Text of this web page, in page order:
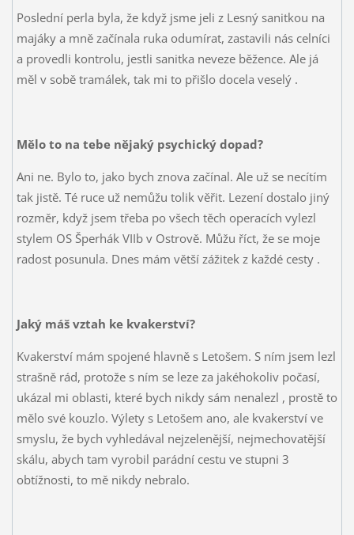
Poslední perla byla, že když jsme jeli z Lesný sanitkou na
majáky a mně začínala ruka odumírat, zastavili nás celníci
a provedli kontrolu, jestli sanitka neveze běžence. Ale já
měl v sobě tramálek, tak mi to přišlo docela veselý .
Mělo to na tebe nějaký psychický dopad?
Ani ne. Bylo to, jako bych znova začínal. Ale už se necítím
tak jistě. Té ruce už nemůžu tolik věřit. Lezení dostalo jiný
rozměr, když jsem třeba po všech těch operacích vylezl
stylem OS Šperhák VIIb v Ostrově. Můžu říct, že se moje
radost posunula. Dnes mám větší zážitek z každé cesty .
Jaký máš vztah ke kvakerství?
Kvakerství mám spojené hlavně s Letošem. S ním jsem lezl
strašně rád, protože s ním se leze za jakéhokoliv počasí,
ukázal mi oblasti, které bych nikdy sám nenalezl , prostě to
mělo své kouzlo. Výlety s Letošem ano, ale kvakerství ve
smyslu, že bych vyhledával nejzelenější, nejmechovatější
skálu, abych tam vyrobil parádní cestu ve stupni 3
obtížnosti, to mě nikdy nebralo.